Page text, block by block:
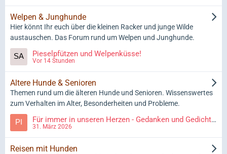
Welpen & Junghunde
Hier könnt Ihr euch über die kleinen Racker und junge Wilde
austauschen. Das Forum rund um Welpen und Junghunde.
Pieselpfützen und Welpenküsse!
Vor 14 Stunden
Ältere Hunde & Senioren
Themen rund um die älteren Hunde und Senioren. Wissenswertes
zum Verhalten im Alter, Besonderheiten und Probleme.
Für immer in unseren Herzen - Gedanken und Gedichte an und über unsere Regenbogentiere
31. März 2026
Reisen mit Hunden